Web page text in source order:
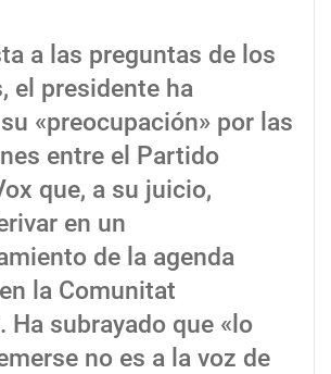
a las preguntas de los
el presidente ha
«preocupación» por las
entre el Partido
que, a su juicio,
en un
de la agenda
la Comunitat
Ha subrayado que «lo
no es a la voz de